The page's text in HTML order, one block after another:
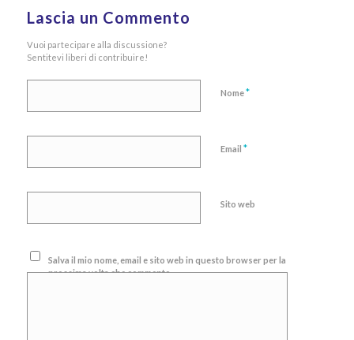
Lascia un Commento
Vuoi partecipare alla discussione?
Sentitevi liberi di contribuire!
Nome*
Email *
Sito web
Salva il mio nome, email e sito web in questo browser per la
prossima volta che commento.